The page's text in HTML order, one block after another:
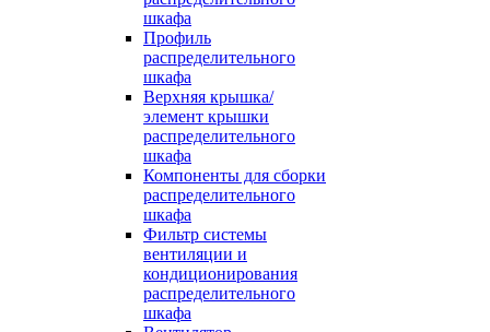
шкафа
Профиль
распределительного
шкафа
Верхняя крышка/
элемент крышки
распределительного
шкафа
Компоненты для сборки
распределительного
шкафа
Фильтр системы
вентиляции и
кондиционирования
распределительного
шкафа